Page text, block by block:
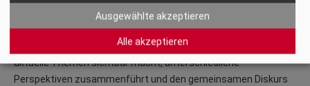
Ausgewählte akzeptieren
Alle akzeptieren
an die Impulse an, brachten Erfahrungen aus der Praxis ein und
diskutierten weitere Fragestellungen zur Baukultur in Kärnten.
Mit dem zt:Baukulturtreff wird ein Format etabliert, das
aktuelle Themen sichtbar macht, unterschiedliche
Perspektiven zusammenführt und den gemeinsamen Diskurs